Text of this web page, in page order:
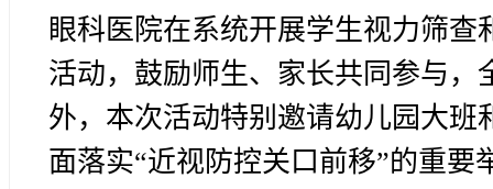
眼科医院在系统开展学生视力筛
活动，鼓励师生、家长共同参与，
外，本次活动特别邀请幼儿园大
面落实“近视防控关口前移”的重